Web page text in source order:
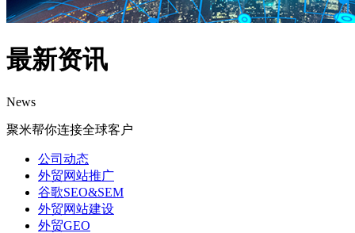
最新资讯
News
聚米帮你连接全球客户
公司动态
外贸网站推广
谷歌SEO&SEM
外贸网站建设
外贸GEO